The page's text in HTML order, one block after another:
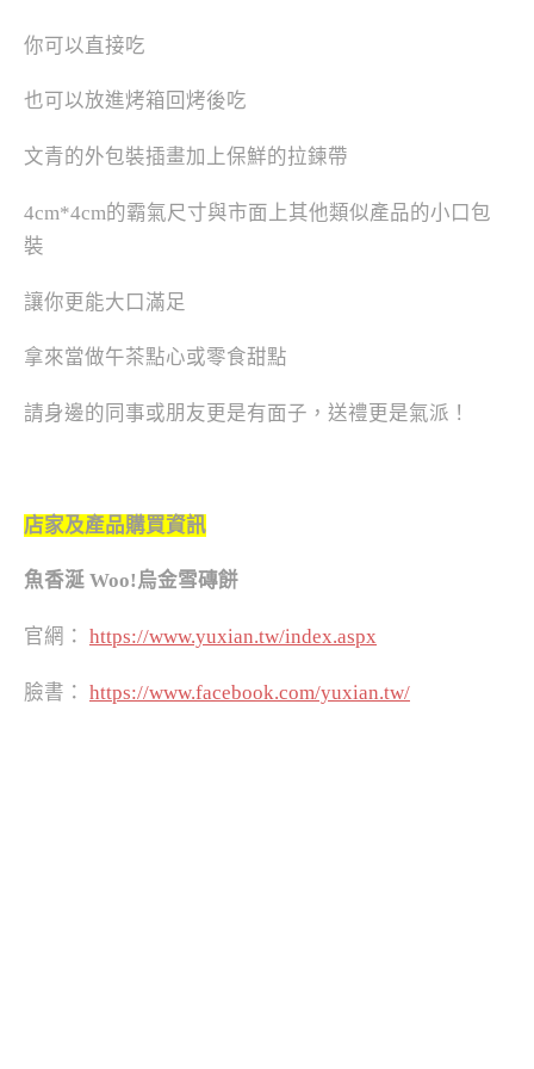
你可以直接吃
也可以放進烤箱回烤後吃
文青的外包裝插畫加上保鮮的拉鍊帶
4cm*4cm的霸氣尺寸與市面上其他類似產品的小口包
裝
讓你更能大口滿足
拿來當做午茶點心或零食甜點
請身邊的同事或朋友更是有面子，送禮更是氣派！
店家及產品購買資訊
魚香涎 Woo!烏金雪磚餅
官網： https://www.yuxian.tw/index.aspx
臉書： https://www.facebook.com/yuxian.tw/